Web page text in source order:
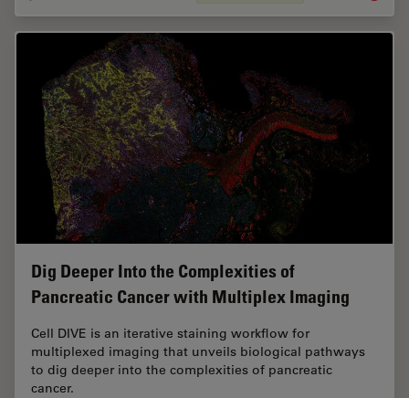
Dig Deeper Into the Complexities of
Pancreatic Cancer with Multiplex Imaging
Cell DIVE is an iterative staining workflow for
multiplexed imaging that unveils biological pathways
to dig deeper into the complexities of pancreatic
cancer.